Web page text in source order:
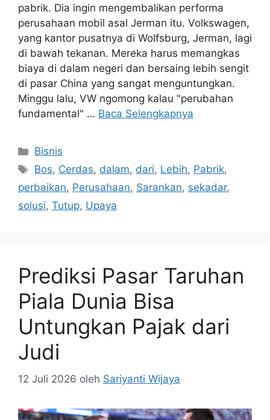
pabrik. Dia ingin mengembalikan performa
perusahaan mobil asal Jerman itu. Volkswagen,
yang kantor pusatnya di Wolfsburg, Jerman, lagi
di bawah tekanan. Mereka harus memangkas
biaya di dalam negeri dan bersaing lebih sengit
di pasar China yang sangat menguntungkan.
Minggu lalu, VW ngomong kalau "perubahan
fundamental" … Baca Selengkapnya
Kategori
Bisnis
Tag
Bos, Cerdas, dalam, dari, Lebih, Pabrik,
perbaikan, Perusahaan, Sarankan, sekadar,
solusi, Tutup, Upaya
Prediksi Pasar Taruhan
Piala Dunia Bisa
Untungkan Pajak dari
Judi
12 Juli 2026 oleh Sariyanti Wijaya